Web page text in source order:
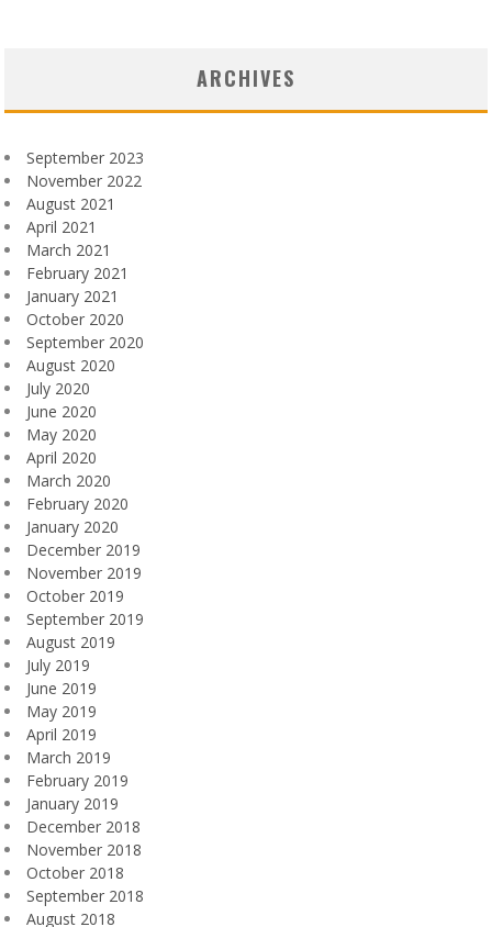
ARCHIVES
September 2023
November 2022
August 2021
April 2021
March 2021
February 2021
January 2021
October 2020
September 2020
August 2020
July 2020
June 2020
May 2020
April 2020
March 2020
February 2020
January 2020
December 2019
November 2019
October 2019
September 2019
August 2019
July 2019
June 2019
May 2019
April 2019
March 2019
February 2019
January 2019
December 2018
November 2018
October 2018
September 2018
August 2018